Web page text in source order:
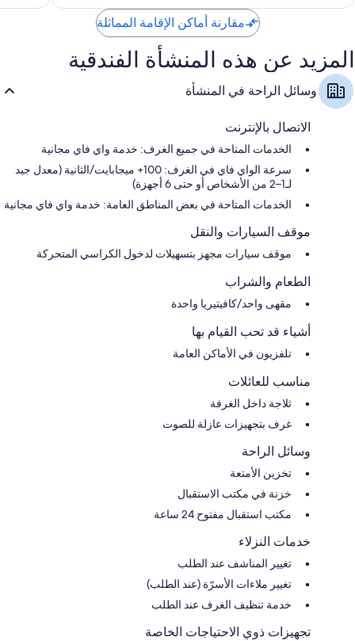
255
مقارنة أماكن الإقامة المماثلة
المزيد عن هذه المنشأة الفندقية
وسائل الراحة في المنشأة
الاتصال بالإنترنت
الخدمات المتاحة في جميع الغرف: خدمة واي فاي مجانية
سرعة الواي فاي في الغرف: 100+ ميجابايت/الثانية (معدل جيد
لـ1–2 من الأشخاص أو حتى 6 أجهزة)
الخدمات المتاحة في بعض المناطق العامة: خدمة واي فاي مجانية
موقف السيارات والنقل
موقف سيارات مجهز بتسهيلات لدخول الكراسي المتحركة
الطعام والشراب
مقهى واحد/كافيتيريا واحدة
أشياء قد تحب القيام بها
تلفزيون في الأماكن العامة
مناسب للعائلات
ثلاجة داخل الغرفة
غرف بتجهيزات عازلة للصوت
وسائل الراحة
تخزين الأمتعة
خزنة في مكتب الاستقبال
مكتب استقبال مفتوح 24 ساعة
خدمات النزلاء
تغيير المناشف عند الطلب
تغيير ملاءات الأسرّة (عند الطلب)
خدمة تنظيف الغرف عند الطلب
تجهيزات ذوي الاحتياجات الخاصة